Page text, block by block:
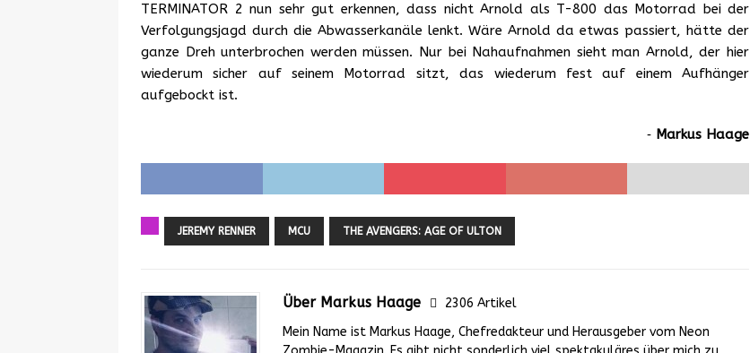
TERMINATOR 2 nun sehr gut erkennen, dass nicht Arnold als T-800 das Motorrad bei der
Verfolgungsjagd durch die Abwasserkanäle lenkt. Wäre Arnold da etwas passiert, hätte der
ganze Dreh unterbrochen werden müssen. Nur bei Nahaufnahmen sieht man Arnold, der hier
wiederum sicher auf seinem Motorrad sitzt, das wiederum fest auf einem Aufhänger
aufgebockt ist.
‐ Markus Haage
JEREMY RENNER MCU THE AVENGERS: AGE OF ULTON
Über Markus Haage
2306 Artikel
Mein Name ist Markus Haage, Chefredakteur und Herausgeber vom Neon